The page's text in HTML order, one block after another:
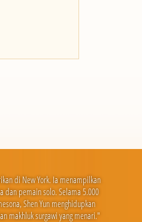
di New York. Ia menampilkan
dan pemain solo. Selama 5.000
Shen Yun menghidupkan
makhluk surgawi yang menari."